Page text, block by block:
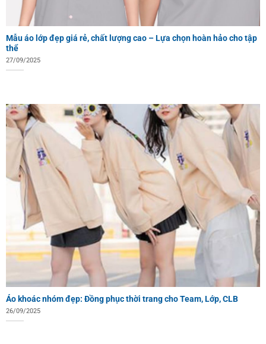
Mẫu áo lớp đẹp giá rẻ, chất lượng cao – Lựa chọn hoàn hảo cho tập
thể
27/09/2025
Áo khoác nhóm đẹp: Đồng phục thời trang cho Team, Lớp, CLB
26/09/2025